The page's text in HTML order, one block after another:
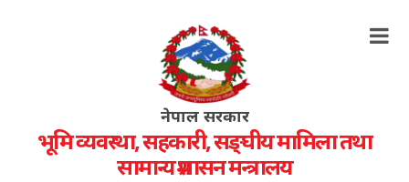
नेपाल सरकार
भूमि व्यवस्था, सहकारी, सङ्‍घीय मामिला तथा
सामान्य प्रशासन मन्त्रालय